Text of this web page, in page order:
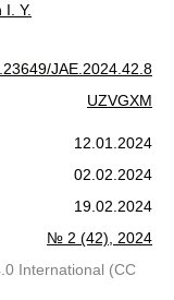
I. Y.
JAE.2024.42.8
UZVGXM
12.01.2024
02.02.2024
19.02.2024
№ 2 (42), 2024
International (CC